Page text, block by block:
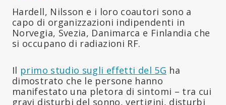
Hardell, Nilsson e i loro coautori sono a
capo di organizzazioni indipendenti in
Norvegia, Svezia, Danimarca e Finlandia che
si occupano di radiazioni RF.
Il primo studio sugli effetti del 5G ha
dimostrato che le persone hanno
manifestato una pletora di sintomi – tra cui
gravi disturbi del sonno, vertigini, disturbi